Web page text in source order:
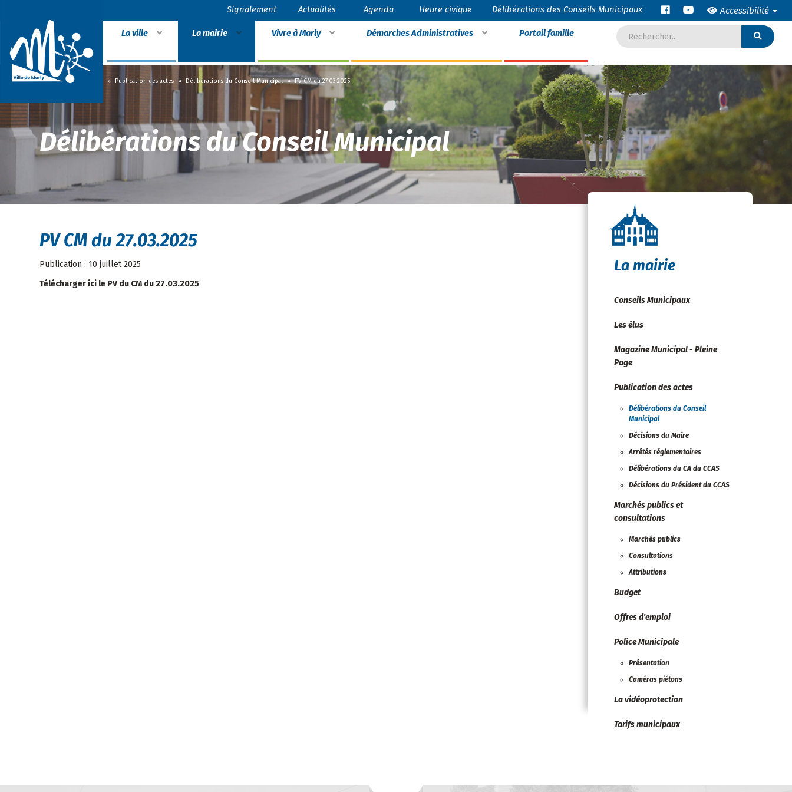
Signalement Actualités Agenda Heure civique Délibérations des Conseils Municipaux Accessibilité
La ville La mairie Vivre à Marly Démarches Administratives Portail famille
Accueil » » Publication des actes » Délibérations du Conseil Municipal » PV CM du 27.03.2025
Délibérations du Conseil Municipal
PV CM du 27.03.2025
Publication : 10 juillet 2025
Télécharger ici le PV du CM du 27.03.2025
La mairie
Conseils Municipaux
Les élus
Magazine Municipal - Pleine
Page
Publication des actes
Délibérations du Conseil
Municipal
Décisions du Maire
Arrêtés réglementaires
Délibérations du CA du CCAS
Décisions du Président du CCAS
Marchés publics et
consultations
Marchés publics
Consultations
Attributions
Budget
Offres d'emploi
Police Municipale
Présentation
Caméras piétons
La vidéoprotection
Tarifs municipaux